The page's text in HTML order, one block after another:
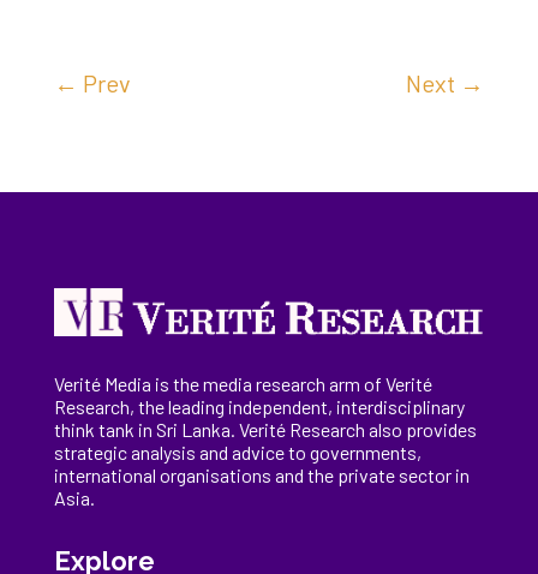
← Prev Next →
Verité Media is the media research arm of Verité
Research, theleading independent, interdisciplinary
think tank in Sri Lanka. Verité Research also provides
strategic analysis and advice to governments,
international organisations and the private sector in
Asia.
Explore